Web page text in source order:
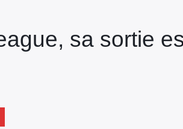
sa sortie